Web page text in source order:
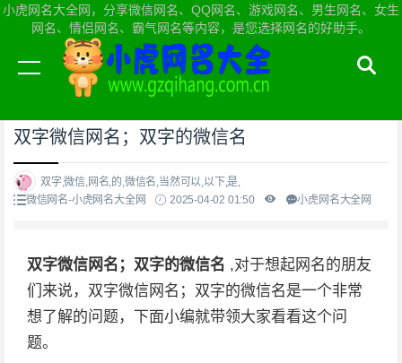
小虎网名大全网，分享微信网名、QQ网名、游戏网名、男生网名、女生
网名、情侣网名、霸气网名等内容，是您选择网名的好助手。
当前位置：小虎网名大全网首页>微信网名
双字微信网名；双字的微信名
双字,微信,网名,的,微信名,当然可以,以下,是,
微信网名-小虎网名大全网
2025-04-02 01:50 小虎网名大全网
双字微信网名；双字的微信名 ,对于想起网名的朋友
们来说，双字微信网名；双字的微信名是一个非常
想了解的问题，下面小编就带领大家看看这个问
题。